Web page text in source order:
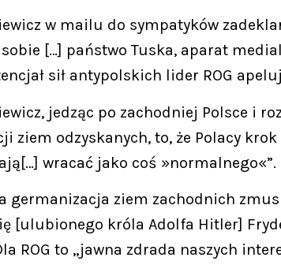
w mailu do sympatyków
[…] państwo Tuska, aparat
sił antypolskich lider ROG
jedząc po zachodniej Polsce i
ziem odzyskanych, to, że Polacy
wracać jako coś »normalnego«”.
germanizacja ziem zachodnich
[ulubionego króla Adolfa Hitler]
ROG to „jawna zdrada naszych